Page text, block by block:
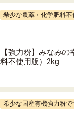
希少な農薬・化学肥料不
【強力粉】みなみ
料不使用版）2kg
希少な国産有機強力粉で